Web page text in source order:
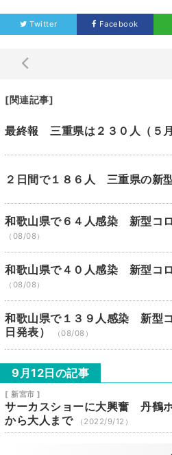
Twitter Facebook
[関連記事]
最終報 三重県は２３０人（５
２日間で１８６人 三重県の新
和歌山県で６４人感染 新型コ
（08/08）
和歌山県で４０人感染 新型コ
（08/08）
和歌山県で１３９人感染 新型
日発表）
（08/08）
9月12日の記事
[ 新宮市 ]
サーカスショーに大興奮 丹鶴
から大人まで
（2022/9/12）